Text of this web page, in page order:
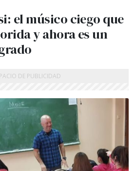
el músico ciego que
y ahora es un